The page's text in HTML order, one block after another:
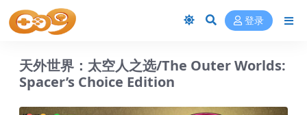
登录
天外世界：太空人之选/The Outer Worlds:
Spacer’s Choice Edition